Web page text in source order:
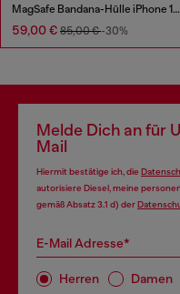
MagSafe Bandana-Hülle iPhone 16 Pro
59,00 € 85,00 €-30%
Melde Dich an für
Mail
Hiermit bestätige ich, die
autorisiere Diesel, meine
gemäß Absatz 3.1 d) der
E-Mail Adresse*
Herren Damen